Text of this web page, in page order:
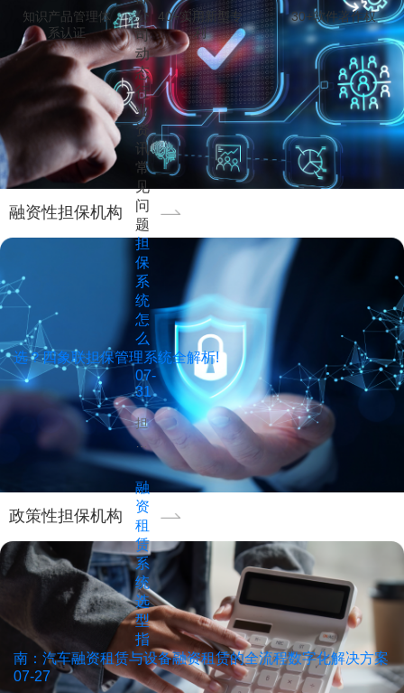
融资性担保机构
政策性担保机构
知识产品管理体
系认证
40+实用新型专
利
30+软件著作权
公
司
动
态
行
业
资
讯
常
见
问
题
担
保
系
统
怎
么
选？四象联担保管理系统全解析!
07-
31
担
保
是
普
惠
金
融
体
系
中
连
接
银
行
融
资
租
赁
系
统
选
型
指
南：汽车融资租赁与设备融资租赁的全流程数字化解决方案
07-27